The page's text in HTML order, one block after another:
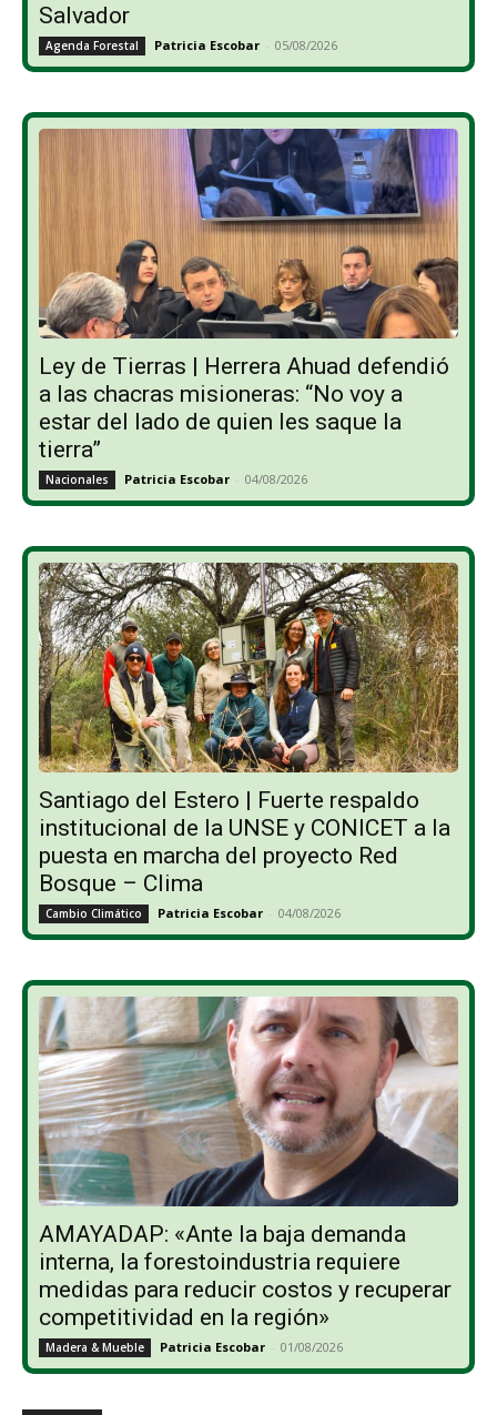
Salvador
Agenda Forestal Patricia Escobar - 05/08/2026
Ley de Tierras | Herrera Ahuad defendió
a las chacras misioneras: “No voy a
estar del lado de quien les saque la
tierra”
Nacionales Patricia Escobar - 04/08/2026
Santiago del Estero | Fuerte respaldo
institucional de la UNSE y CONICET a la
puesta en marcha del proyecto Red
Bosque – Clima
Cambio Climático Patricia Escobar - 04/08/2026
AMAYADAP: «Ante la baja demanda
interna, la forestoindustria requiere
medidas para reducir costos y recuperar
competitividad en la región»
Madera & Mueble Patricia Escobar - 01/08/2026